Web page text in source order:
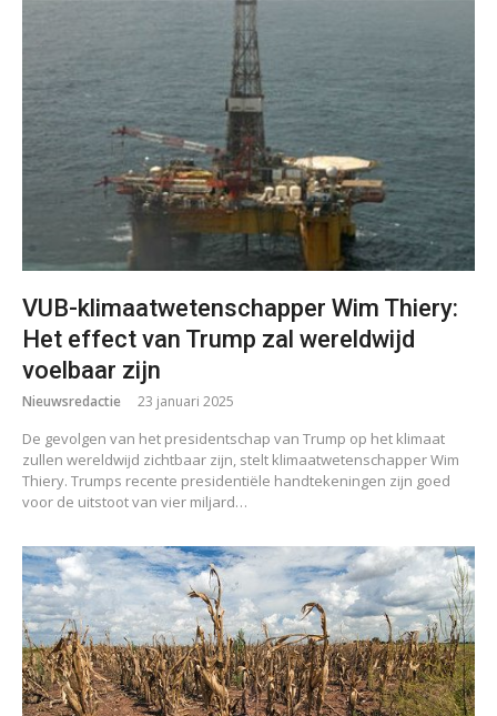
VUB-klimaatwetenschapper Wim Thiery:
Het effect van Trump zal wereldwijd
voelbaar zijn
Nieuwsredactie 23 januari 2025
De gevolgen van het presidentschap van Trump op het klimaat
zullen wereldwijd zichtbaar zijn, stelt klimaatwetenschapper Wim
Thiery. Trumps recente presidentiële handtekeningen zijn goed
voor de uitstoot van vier miljard…